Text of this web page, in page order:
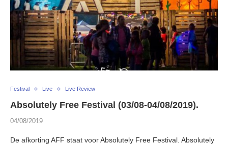
Festival Live Live Review
Absolutely Free Festival (03/08-04/08/2019).
04/08/2019
De afkorting AFF staat voor Absolutely Free Festival. Absolutely